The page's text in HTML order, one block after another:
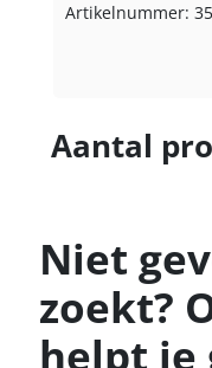
Artikelnummer:
Aantal
Niet
zoekt?
helpt je